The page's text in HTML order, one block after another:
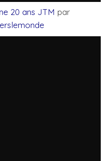
20 ans JTM par